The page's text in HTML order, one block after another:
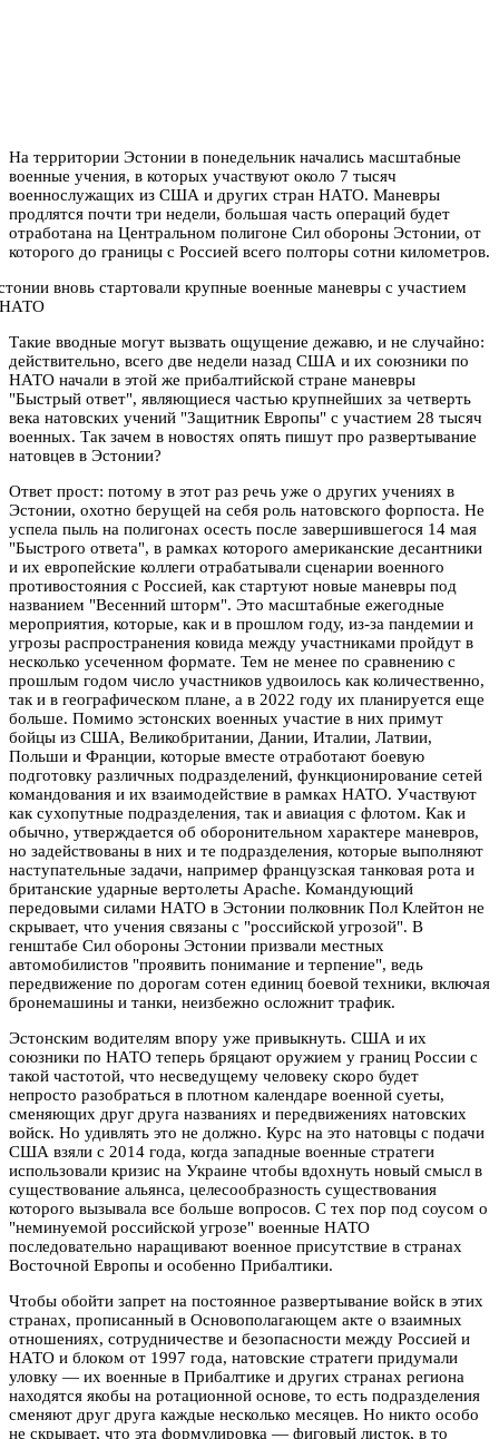
На территории Эстонии в понедельник начались масштабные
военные учения, в которых участвуют около 7 тысяч
военнослужащих из США и других стран НАТО. Маневры
продлятся почти три недели, большая часть операций будет
отработана на Центральном полигоне Сил обороны Эстонии, от
которого до границы с Россией всего полторы сотни километров.
Такие вводные могут вызвать ощущение дежавю, и не случайно:
действительно, всего две недели назад США и их союзники по
НАТО начали в этой же прибалтийской стране маневры
"Быстрый ответ", являющиеся частью крупнейших за четверть
века натовских учений "Защитник Европы" с участием 28 тысяч
военных. Так зачем в новостях опять пишут про развертывание
натовцев в Эстонии?
Ответ прост: потому в этот раз речь уже о других учениях в
Эстонии, охотно берущей на себя роль натовского форпоста. Не
успела пыль на полигонах осесть после завершившегося 14 мая
"Быстрого ответа", в рамках которого американские десантники
и их европейские коллеги отрабатывали сценарии военного
противостояния с Россией, как стартуют новые маневры под
названием "Весенний шторм". Это масштабные ежегодные
мероприятия, которые, как и в прошлом году, из-за пандемии и
угрозы распространения ковида между участниками пройдут в
несколько усеченном формате. Тем не менее по сравнению с
прошлым годом число участников удвоилось как количественно,
так и в географическом плане, а в 2022 году их планируется еще
больше. Помимо эстонских военных участие в них примут
бойцы из США, Великобритании, Дании, Италии, Латвии,
Польши и Франции, которые вместе отработают боевую
подготовку различных подразделений, функционирование сетей
командования и их взаимодействие в рамках НАТО. Участвуют
как сухопутные подразделения, так и авиация с флотом. Как и
обычно, утверждается об оборонительном характере маневров,
но задействованы в них и те подразделения, которые выполняют
наступательные задачи, например французская танковая рота и
британские ударные вертолеты Apache. Командующий
передовыми силами НАТО в Эстонии полковник Пол Клейтон не
скрывает, что учения связаны с "российской угрозой". В
генштабе Сил обороны Эстонии призвали местных
автомобилистов "проявить понимание и терпение", ведь
передвижение по дорогам сотен единиц боевой техники, включая
бронемашины и танки, неизбежно осложнит трафик.
Эстонским водителям впору уже привыкнуть. США и их
союзники по НАТО теперь бряцают оружием у границ России с
такой частотой, что несведущему человеку скоро будет
непросто разобраться в плотном календаре военной суеты,
сменяющих друг друга названиях и передвижениях натовских
войск. Но удивлять это не должно. Курс на это натовцы с подачи
США взяли с 2014 года, когда западные военные стратеги
использовали кризис на Украине чтобы вдохнуть новый смысл в
существование альянса, целесообразность существования
которого вызывала все больше вопросов. С тех пор под соусом о
"неминуемой российской угрозе" военные НАТО
последовательно наращивают военное присутствие в странах
Восточной Европы и особенно Прибалтики.
Чтобы обойти запрет на постоянное развертывание войск в этих
странах, прописанный в Основополагающем акте о взаимных
отношениях, сотрудничестве и безопасности между Россией и
НАТО и блоком от 1997 года, натовские стратеги придумали
уловку — их военные в Прибалтике и других странах региона
находятся якобы на ротационной основе, то есть подразделения
сменяют друг друга каждые несколько месяцев. Но никто особо
не скрывает, что эта формулировка — фиговый листок, в то